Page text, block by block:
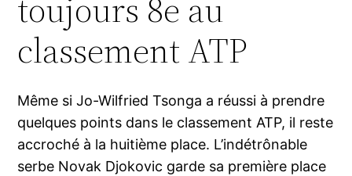
toujours 8e au
classement ATP
Même si Jo-Wilfried Tsonga a réussi à prendre
quelques points dans le classement ATP, il reste
accroché à la huitième place. L’indétrônable
serbe Novak Djokovic garde sa première place